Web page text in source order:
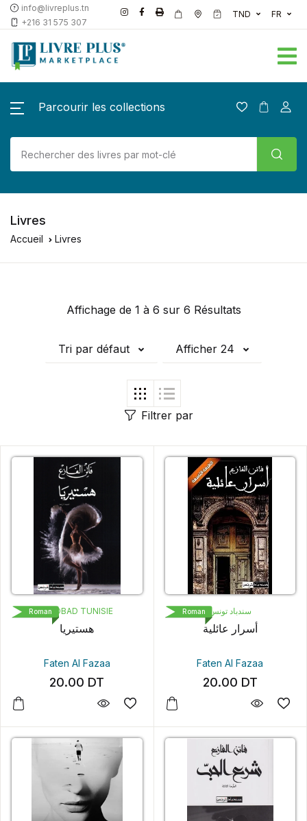
info@livreplus.tn
+216 31 575 307
TND FR
Parcourir les collections
Livres
Accueil Livres
Affichage de 1 à 6 sur 6 Résultats
Tri par défaut Afficher 24
Filtrer par
SINDBAD TUNISIE
هستيريا
Faten Al Fazaa
20.00 DT
Roman سندباد تونس
أسرار عائلية
Faten Al Fazaa
20.00 DT
Roman